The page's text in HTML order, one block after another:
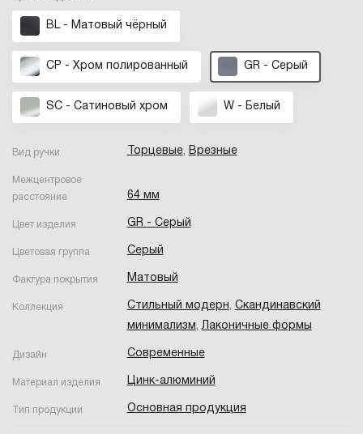
BL - Матовый чёрный
CP - Хром полированный GR - Серый
SC - Сатиновый хром W - Белый
Вид ручки Торцевые, Врезные
Межцентровое
расстояние
64 мм
Цвет изделия GR - Серый
Цветовая группа Серый
Фактура покрытия Матовый
Коллекция Стильный модерн, Скандинавский
минимализм,Лаконичные формы
Дизайн Современные
Материал изделия Цинк-алюминий
Тип продукции Основная продукция